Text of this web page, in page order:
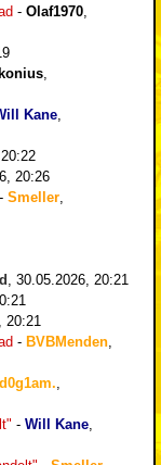
- Olaf1970
Kane
20:26
- Smeller
30.05.2026, 20:21
20:21
- BVBMenden
d0g1am.
- Will Kane